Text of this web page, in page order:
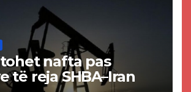
nafta pas
të reja SHBA–Iran